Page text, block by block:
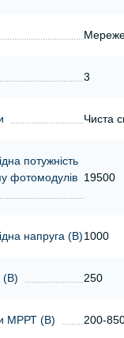
3
Чиста
потужність
фотомодулів 19500
напруга (В)1000
(В) 250
МРРТ (В) 200-